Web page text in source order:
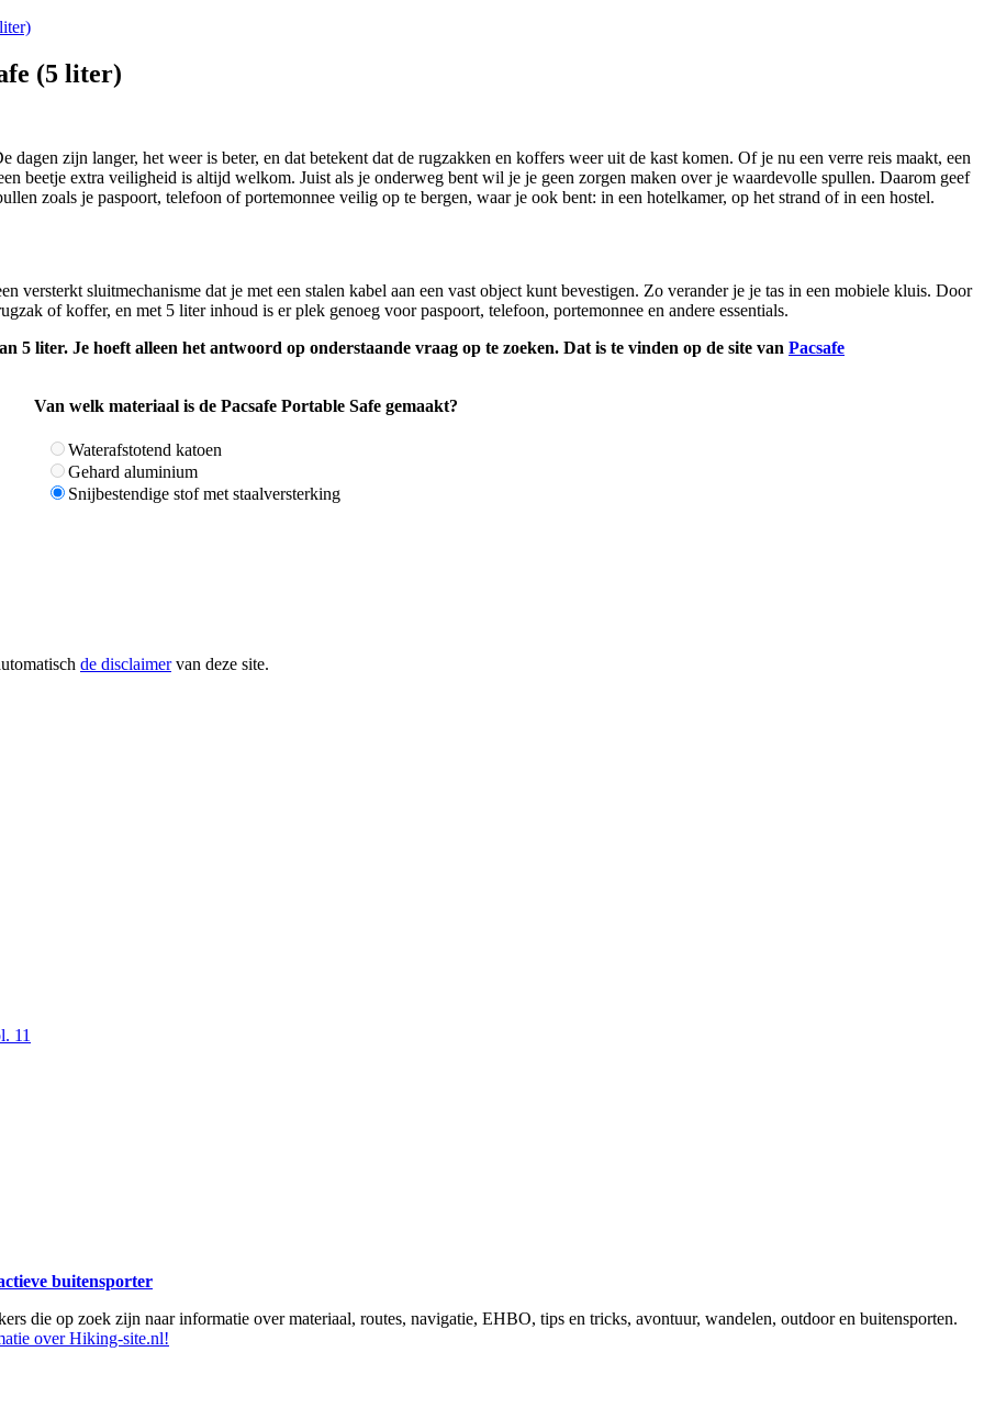
(5 liter)
zijn langer, het weer is beter, en dat betekent dat de rugzakken en koffers weer uit de kast komen. Of je nu een verre reis maakt, een
beetje extra veiligheid is altijd welkom. Juist als je onderweg bent wil je je geen zorgen maken over je waardevolle spullen. Daarom geef
zoals je paspoort, telefoon of portemonnee veilig op te bergen, waar je ook bent: in een hotelkamer, op het strand of in een hostel.
versterkt sluitmechanisme dat je met een stalen kabel aan een vast object kunt bevestigen. Zo verander je je tas in een mobiele kluis. Door
of koffer, en met 5 liter inhoud is er plek genoeg voor paspoort, telefoon, portemonnee en andere essentials.
5 liter. Je hoeft alleen het antwoord op onderstaande vraag op te zoeken. Dat is te vinden op de site van Pacsafe
Van welk materiaal is de Pacsafe Portable Safe gemaakt?
Waterafstotend katoen
Gehard aluminium
Snijbestendige stof met staalversterking
de disclaimervan deze site.
11
buitensporter
die op zoek zijn naar informatie over materiaal, routes, navigatie, EHBO, tips en tricks, avontuur, wandelen, outdoor en buitensporten.
over Hiking-site.nl!